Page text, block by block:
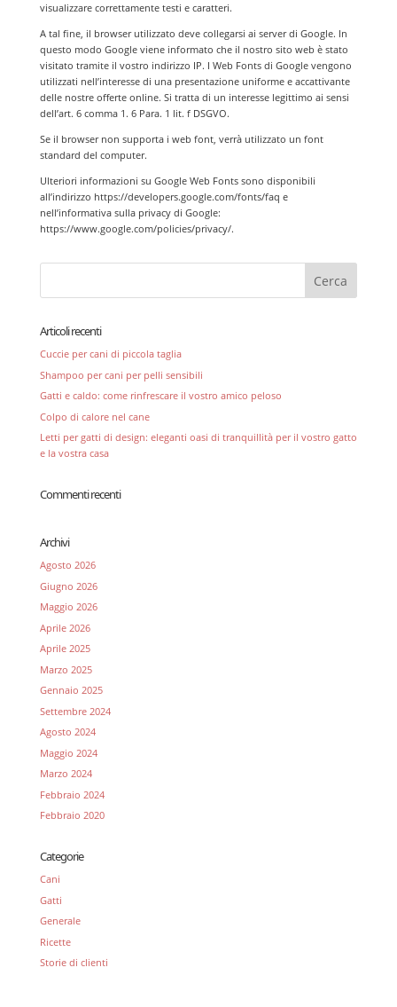
visualizzare correttamente testi e caratteri.
A tal fine, il browser utilizzato deve collegarsi ai server di Google. In
questo modo Google viene informato che il nostro sito web è stato
visitato tramite il vostro indirizzo IP. I Web Fonts di Google vengono
utilizzati nell’interesse di una presentazione uniforme e accattivante
delle nostre offerte online. Si tratta di un interesse legittimo ai sensi
dell’art. 6 comma 1. 6 Para. 1 lit. f DSGVO.
Se il browser non supporta i web font, verrà utilizzato un font
standard del computer.
Ulteriori informazioni su Google Web Fonts sono disponibili
all’indirizzo https://developers.google.com/fonts/faq e
nell’informativa sulla privacy di Google:
https://www.google.com/policies/privacy/.
Articoli recenti
Cuccie per cani di piccola taglia
Shampoo per cani per pelli sensibili
Gatti e caldo: come rinfrescare il vostro amico peloso
Colpo di calore nel cane
Letti per gatti di design: eleganti oasi di tranquillità per il vostro gatto
e la vostra casa
Commenti recenti
Archivi
Agosto 2026
Giugno 2026
Maggio 2026
Aprile 2026
Aprile 2025
Marzo 2025
Gennaio 2025
Settembre 2024
Agosto 2024
Maggio 2024
Marzo 2024
Febbraio 2024
Febbraio 2020
Categorie
Cani
Gatti
Generale
Ricette
Storie di clienti